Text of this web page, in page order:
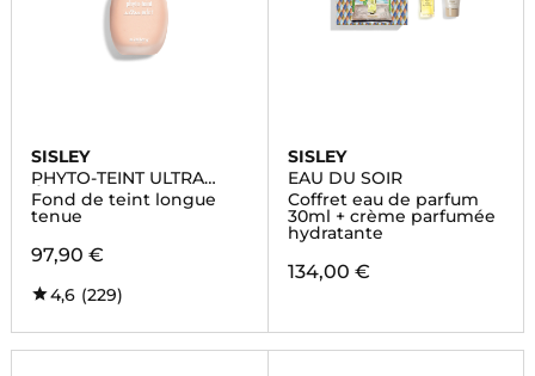
SISLEY
PHYTO-TEINT ULTRA
ÉCLAT
Fond de teint longue
tenue
97,90 €
4,6 (229)
SISLEY
EAU DU SOIR
Coffret eau de parfum
30ml + crème parfumée
hydratante
134,00 €